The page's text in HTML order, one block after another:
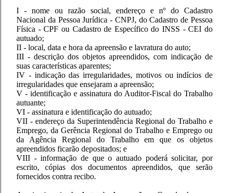
I - nome ou razão social, endereço e nº do Cadastro
Nacional da Pessoa Jurídica - CNPJ, do Cadastro de Pessoa
Física - CPF ou Cadastro de Específico do INSS - CEI do
autuado;
II - local, data e hora da apreensão e lavratura do auto;
III - descrição dos objetos apreendidos, com indicação de
suas características aparentes;
IV - indicação das irregularidades, motivos ou indícios de
irregularidades que ensejaram a apreensão;
V - identificação e assinatura do Auditor-Fiscal do Trabalho
autuante;
VI - assinatura e identificação do autuado;
VII - endereço da Superintendência Regional do Trabalho e
Emprego, da Gerência Regional do Trabalho e Emprego ou
da Agência Regional do Trabalho em que os objetos
apreendidos ficarão depositados; e
VIII - informação de que o autuado poderá solicitar, por
escrito, cópias dos documentos apreendidos, que serão
fornecidos contra recibo.